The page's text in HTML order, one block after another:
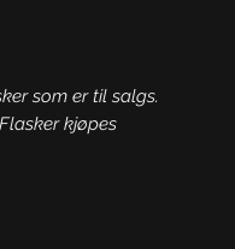
som er til salgs.
kjøpes